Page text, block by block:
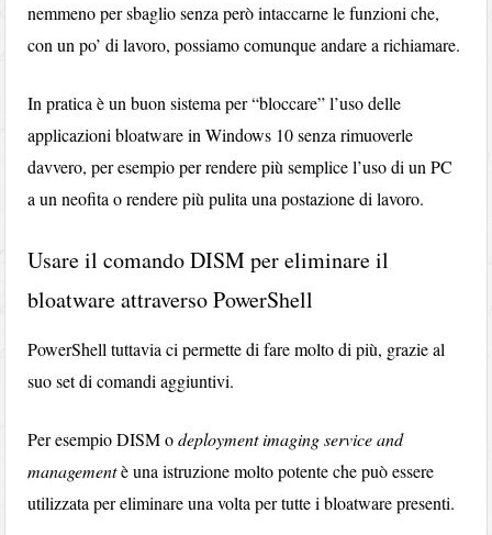
nemmeno per sbaglio senza però intaccarne le funzioni che,
con un po’ di lavoro, possiamo comunque andare a richiamare.
In pratica è un buon sistema per “bloccare” l’uso delle
applicazioni bloatware in Windows 10 senza rimuoverle
davvero, per esempio per rendere più semplice l’uso di un PC
a un neofita o rendere più pulita una postazione di lavoro.
Usare il comando DISM per eliminare il
bloatware attraverso PowerShell
PowerShell tuttavia ci permette di fare molto di più, grazie al
suo set di comandi aggiuntivi.
Per esempio DISM odeployment imaging service and
managementè una istruzione molto potente che può essere
utilizzata per eliminare una volta per tutte i bloatware presenti.